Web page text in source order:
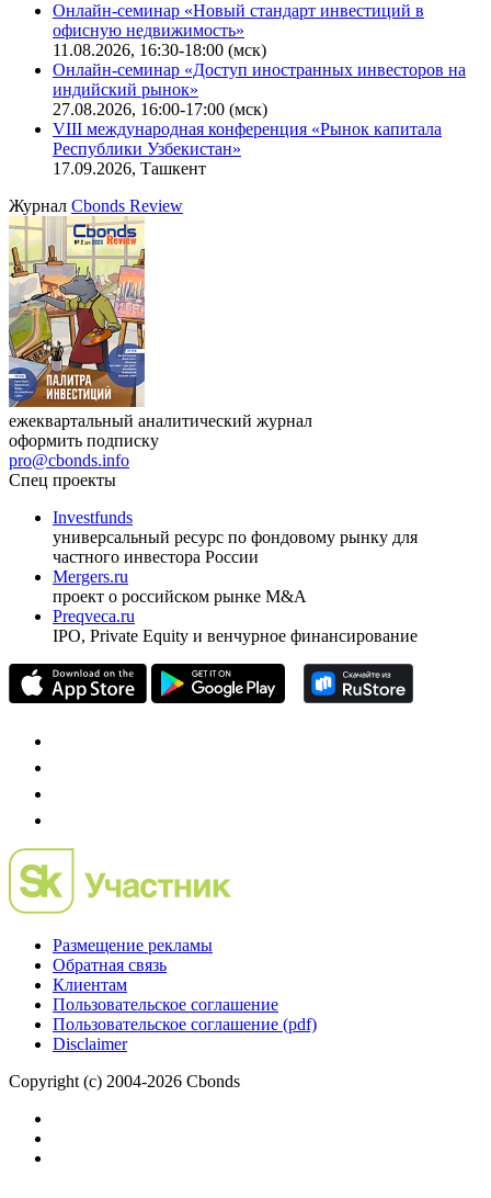
Онлайн-семинар «Новый стандарт инвестиций в
офисную недвижимость»
11.08.2026, 16:30-18:00 (мск)
Онлайн-семинар «Доступ иностранных инвесторов на
индийский рынок»
27.08.2026, 16:00-17:00 (мск)
VIII международная конференция «Рынок капитала
Республики Узбекистан»
17.09.2026, Ташкент
Журнал Cbonds Review
ежеквартальный аналитический журнал
оформить подписку
pro@cbonds.info
Спец проекты
Investfunds
универсальный ресурс по фондовому рынку для
частного инвестора России
Mergers.ru
проект о российском рынке M&A
Preqveca.ru
IPO, Private Equity и венчурное финансирование
Размещение рекламы
Обратная связь
Клиентам
Пользовательское соглашение
Пользовательское соглашение (pdf)
Disclaimer
Copyright (c) 2004-2026 Cbonds